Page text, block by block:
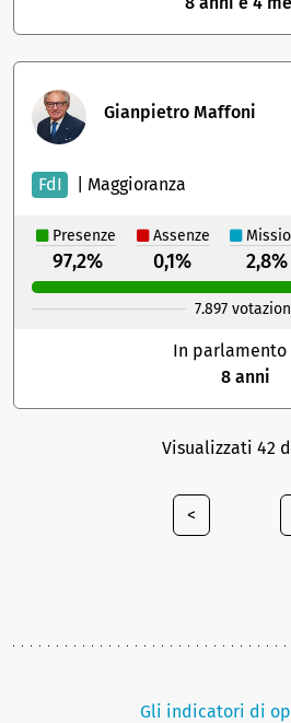
Gianpietro Maffoni
FdI Maggioranza
Presenze Assenze
97,2% 0,1% 2,8%
7.897
In parlamento
8 anni
Visualizzati 42
<
Gli indicatori di